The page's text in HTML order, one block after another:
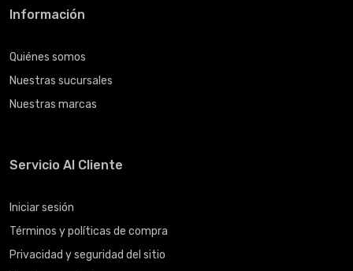
Información
Quiénes somos
Nuestras sucursales
Nuestras marcas
Servicio Al Cliente
Iniciar sesión
Términos y políticas de compra
Privacidad y seguridad del sitio